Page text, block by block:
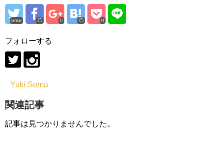
error 0 0
フォローする
Yuki Soma
関連記事
記事は見つかりませんでした。